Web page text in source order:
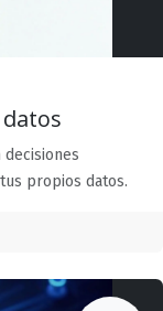
propios datos.